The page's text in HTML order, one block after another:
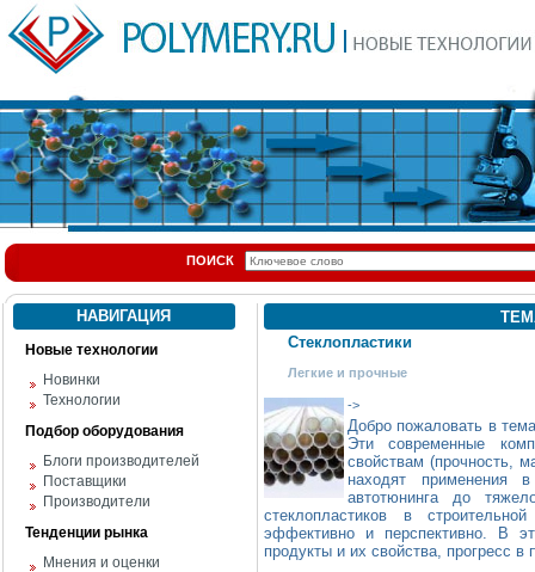
ПОИСК
НАВИГАЦИЯ
Новые технологии
Новинки
Технологии
Подбор оборудования
Блоги производителей
Поставщики
Производители
Тенденции рынка
Мнения и оценки
Стеклопластики
Легкие и прочные
->
Добро пожаловать в
Эти современные
свойствам (прочность,
находят применения
автотюнинга до
стеклопластиков в
эффективно и перспективно. В
продукты и их свойства, прогресс в